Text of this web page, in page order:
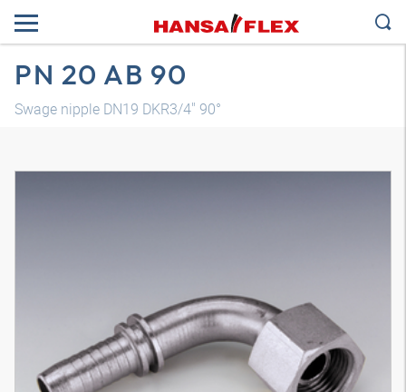
PN 20 AB 90
Swage nipple DN19 DKR3/4" 90°
3D модел